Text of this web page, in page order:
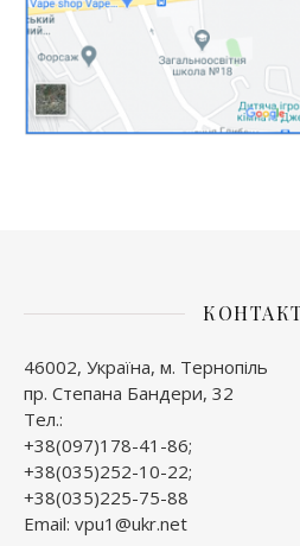
46002, Україна, м. Тернопіль
пр. Степана Бандери, 32
Тел.:
+38(097)178-41-86;
+38(035)252-10-22;
+38(035)225-75-88
Email: vpu1@ukr.net